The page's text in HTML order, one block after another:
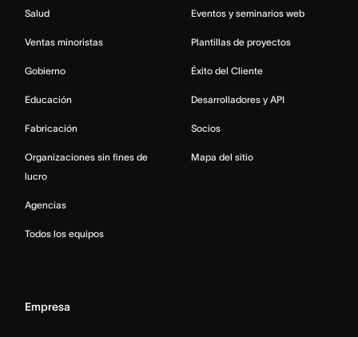
Salud
Ventas minoristas
Gobierno
Educación
Fabricación
Organizaciones sin fines de
lucro
Agencias
Todos los equipos
Eventos y seminarios web
Plantillas de proyectos
Éxito del Cliente
Desarrolladores y API
Socios
Mapa del sitio
Empresa